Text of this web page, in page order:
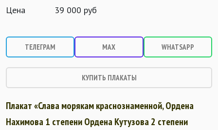
Цена
39 000 руб
ТЕЛЕГРАМ MAX WHATSAPP
КУПИТЬ ПЛАКАТЫ
Плакат «Слава морякам краснознаменной, Ордена
Нахимова 1 степени Ордена Кутузова 2 степени